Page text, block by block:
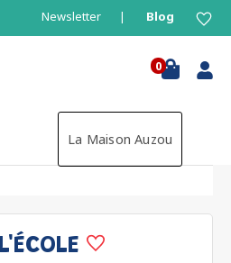
Newsletter Blog
0
La Maison Auzou